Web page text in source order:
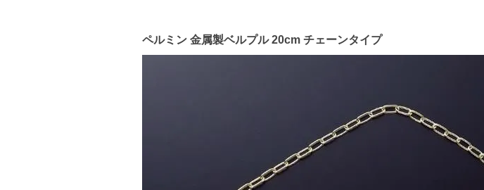
ペルミン 金属製ベルプル 20cm チェーンタイプ